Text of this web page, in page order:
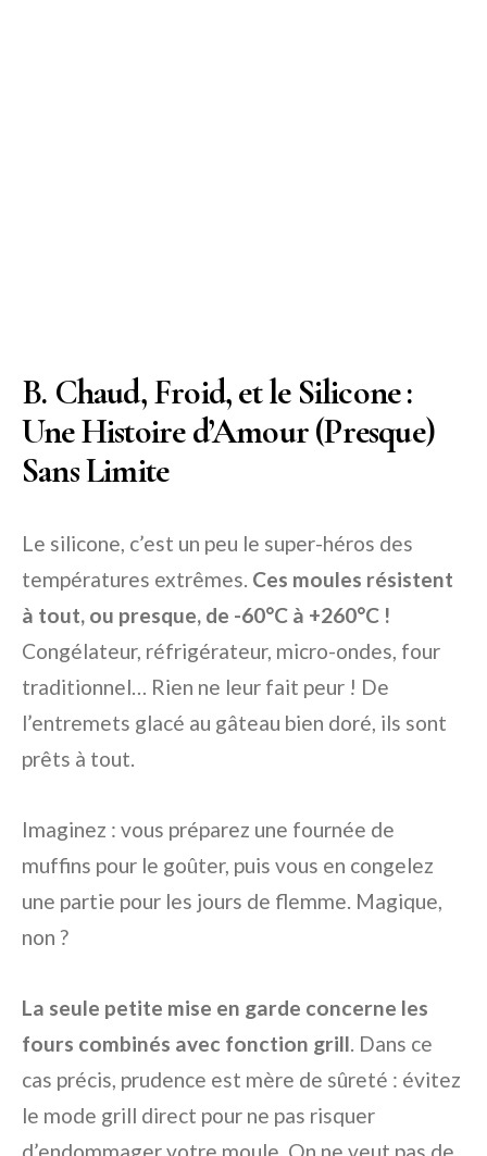
B. Chaud, Froid, et le Silicone :
Une Histoire d’Amour (Presque)
Sans Limite
Le silicone, c’est un peu le super-héros des
températures extrêmes. Ces moules résistent
à tout, ou presque, de -60°C à +260°C !
Congélateur, réfrigérateur, micro-ondes, four
traditionnel… Rien ne leur fait peur ! De
l’entremets glacé au gâteau bien doré, ils sont
prêts à tout.
Imaginez : vous préparez une fournée de
muffins pour le goûter, puis vous en congelez
une partie pour les jours de flemme. Magique,
non ?
La seule petite mise en garde concerne les
fours combinés avec fonction grill . Dans ce
cas précis, prudence est mère de sûreté : évitez
le mode grill direct pour ne pas risquer
d’endommager votre moule. On ne veut pas de